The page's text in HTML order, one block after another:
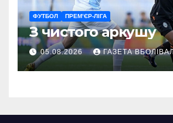
ФУТБОЛ ПРЕМ’ЄР-ЛІГА
З чистого аркушу
05.08.2026 ГАЗЕТА